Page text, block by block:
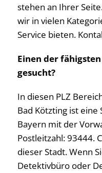
stehen an Ihrer
wir in vielen
Service bieten.
Einen der
gesucht?
In diesen PLZ
Bad Kötzting ist eine
Bayern mit der
Postleitzahl: 93444.
dieser Stadt. Wenn
Detektivbüro oder